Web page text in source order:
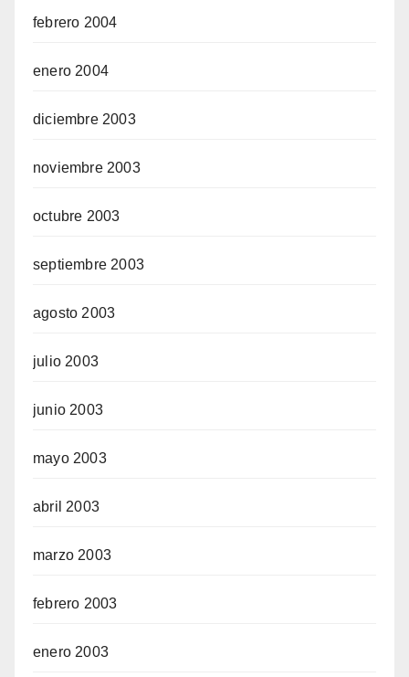
febrero 2004
enero 2004
diciembre 2003
noviembre 2003
octubre 2003
septiembre 2003
agosto 2003
julio 2003
junio 2003
mayo 2003
abril 2003
marzo 2003
febrero 2003
enero 2003